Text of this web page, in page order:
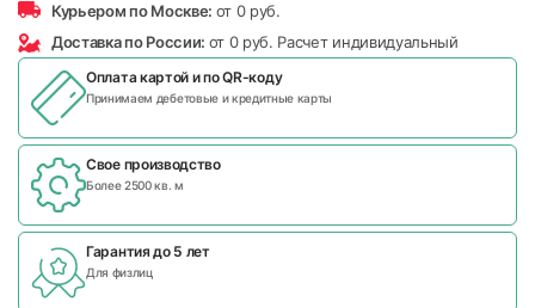
Курьером по Москве: от 0 руб.
Доставка по России: от 0 руб. Расчет индивидуальный
Оплата картой и поQR-коду
Принимаем дебетовые и кредитные карты
Свое производство
Более 2500 кв. м
Гарантия до 5 лет
Для физлиц